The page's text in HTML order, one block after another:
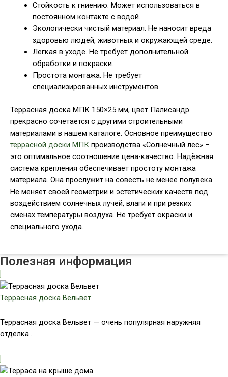
Стойкость к гниению. Может использоваться в
постоянном контакте с водой.
Экологически чистый материал. Не наносит вреда
здоровью людей, животных и окружающей среде.
Легкая в уходе. Не требует дополнительной
обработки и покраски.
Простота монтажа. Не требует
специализированных инструментов.
Террасная доска МПК 150×25 мм, цвет Палисандр
прекрасно сочетается с другими строительными
материалами в нашем каталоге. Основное преимущество
террасной доски МПК производства «Солнечный лес» –
это оптимальное соотношение цена-качество. Надёжная
система крепления обеспечивает простоту монтажа
материала. Она прослужит на совесть не менее полувека.
Не меняет своей геометрии и эстетических качеств под
воздействием солнечных лучей, влаги и при резких
сменах температуры воздуха. Не требует окраски и
специального ухода.
Полезная информация
Террасная доска Вельвет
Террасная доска Вельвет — очень популярная наружняя
отделка...